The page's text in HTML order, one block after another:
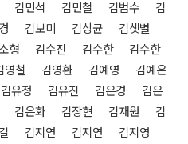
김민석 김민철 김범수 김
경 김보미 김상균 김샛별
형 김수진 김수한 김수한
철 김영환 김예영 김예은
유정 김유진 김은경 김은
김은화 김장현 김재원 김
김지연 김지연 김지영